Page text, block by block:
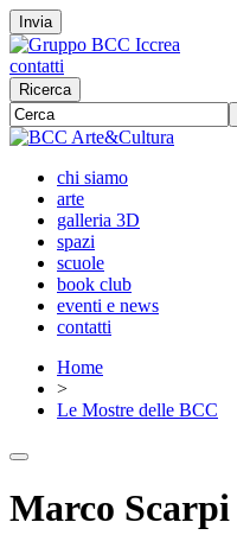
Invia
contatti
Ricerca
chi siamo
arte
galleria 3D
spazi
scuole
book club
eventi e news
contatti
Home
>
Le Mostre delle BCC
Marco Scarpi